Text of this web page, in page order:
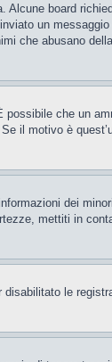
board
un
che abusano
che un
il motivo è
dei
mettiti in
le